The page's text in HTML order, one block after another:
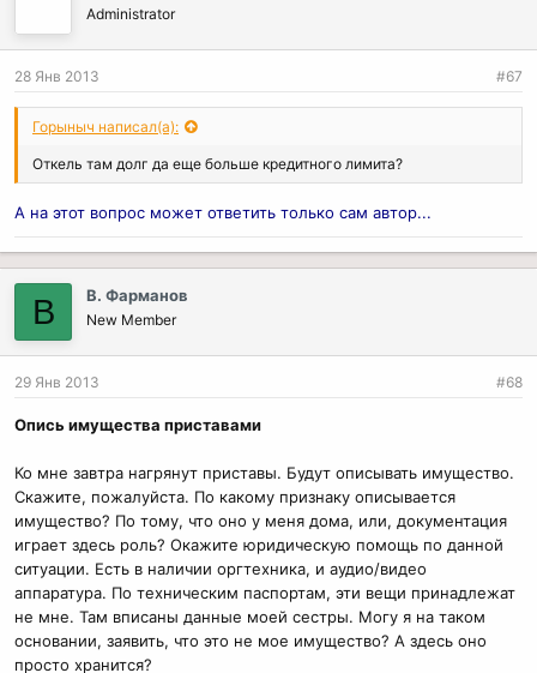
Administrator
28 Янв 2013 #67
Горыныч написал(а):
Откель там долг да еще больше кредитного лимита?
А на этот вопрос может ответить только сам автор...
В В. Фарманов
New Member
29 Янв 2013 #68
Опись имущества приставами
Ко мне завтра нагрянут приставы. Будут описывать имущество.
Скажите, пожалуйста. По какому признаку описывается
имущество? По тому, что оно у меня дома, или, документация
играет здесь роль? Окажите юридическую помощь по данной
ситуации. Есть в наличии оргтехника, и аудио/видео
аппаратура. По техническим паспортам, эти вещи принадлежат
не мне. Там вписаны данные моей сестры. Могу я на таком
основании, заявить, что это не мое имущество? А здесь оно
просто хранится?